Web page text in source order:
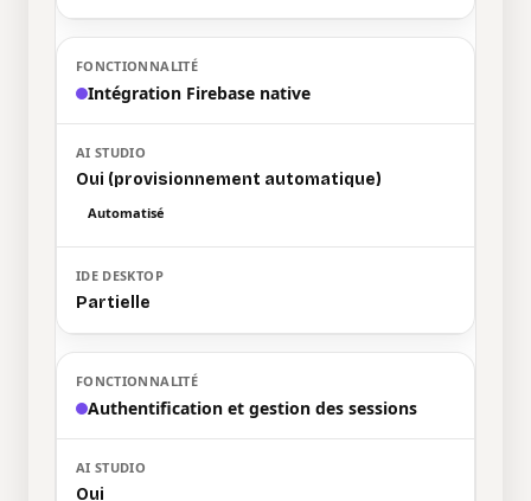
Intégration Firebase native
Oui (provisionnement automatique)
Automatisé
Partielle
Authentification et gestion des sessions
Oui